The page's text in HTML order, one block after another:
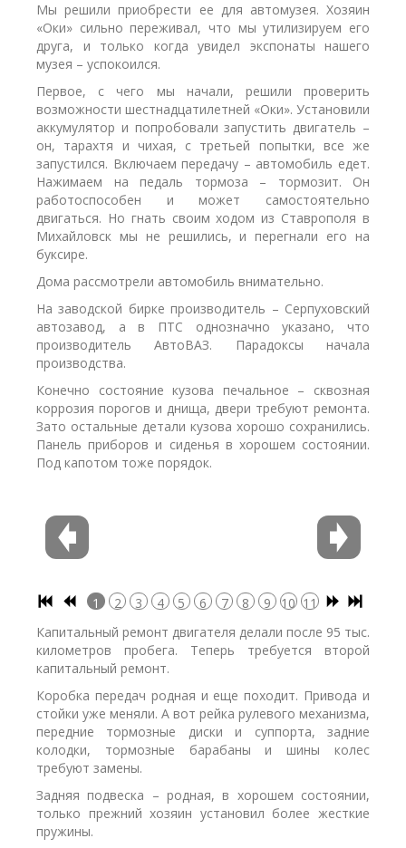
Мы решили приобрести ее для автомузея. Хозяин
«Оки» сильно переживал, что мы утилизируем его
друга, и только когда увидел экспонаты нашего
музея – успокоился.
Первое, с чего мы начали, решили проверить
возможности шестнадцатилетней «Оки». Установили
аккумулятор и попробовали запустить двигатель –
он, тарахтя и чихая, с третьей попытки, все же
запустился. Включаем передачу – автомобиль едет.
Нажимаем на педаль тормоза – тормозит. Он
работоспособен и может самостоятельно
двигаться. Но гнать своим ходом из Ставрополя в
Михайловск мы не решились, и перегнали его на
буксире.
Дома рассмотрели автомобиль внимательно.
На заводской бирке производитель – Серпуховский
автозавод, а в ПТС однозначно указано, что
производитель АвтоВАЗ. Парадоксы начала
производства.
Конечно состояние кузова печальное – сквозная
коррозия порогов и днища, двери требуют ремонта.
Зато остальные детали кузова хорошо сохранились.
Панель приборов и сиденья в хорошем состоянии.
Под капотом тоже порядок.
1 2 3 4 5 6 7 8 9 10 11
Капитальный ремонт двигателя делали после 95 тыс.
километров пробега. Теперь требуется второй
капитальный ремонт.
Коробка передач родная и еще походит. Привода и
стойки уже меняли. А вот рейка рулевого механизма,
передние тормозные диски и суппорта, задние
колодки, тормозные барабаны и шины колес
требуют замены.
Задняя подвеска – родная, в хорошем состоянии,
только прежний хозяин установил более жесткие
пружины.